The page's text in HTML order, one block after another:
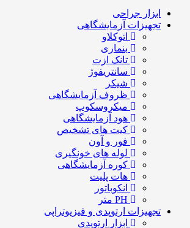
ابزار جراحی
تجهیزات آزمایشگاهی
اتوکلاو
بنماری
تانک ازت
سانتریفوژ
شیکر
ظروف آزمایشگاهی
میکروسکوپ
هود آزمایشگاهی
کیت های تشخیص
فور و آون
لوله های خونگیری
کوره آزمایشگاهی
هات پلیت
انکوباتور
PH متر
تجهیزات ارتوپدی و فیزیوتراپی
ابزار ارتوپدی